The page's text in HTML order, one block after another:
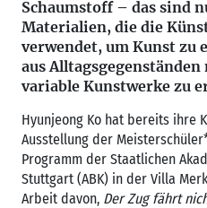
Schaumstoff – das sind
Materialien, die die
verwendet, um Kunst zu
aus
variable Kunstwerke zu
Hyunjeong Ko hat bereits ihre
Ausstellung der
Programm der Staatlichen
Stuttgart (ABK) in der Villa
Arbeit davon, Der Zug fährt